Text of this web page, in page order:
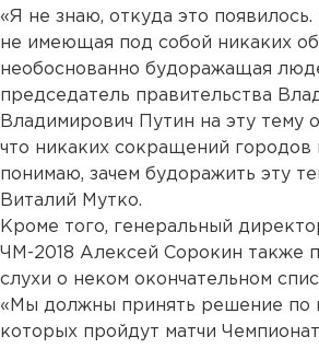
«Я не знаю, откуда это
не имеющая под собой никаких
необоснованно будоражащая
председатель правительства
Владимирович Путин на эту тему
что никаких сокращений городов
понимаю, зачем будоражить эту
Виталий Мутко.
Кроме того, генеральный
ЧМ-2018 Алексей Сорокин также
слухи о неком окончательном
«Мы должны принять решение по
которых пройдут матчи